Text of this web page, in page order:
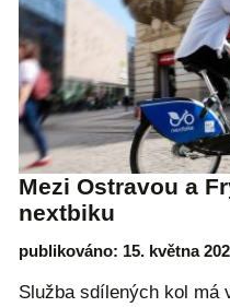
Mezi Ostravou a
nextbiku
publikováno: 15. května
Služba sdílených kol má